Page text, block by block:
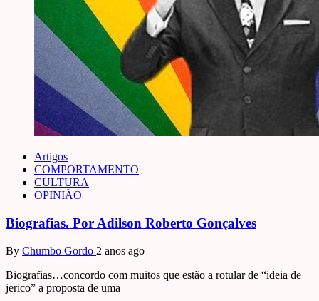
Artigos
COMPORTAMENTO
CULTURA
OPINIÃO
Biografias. Por Adilson Roberto Gonçalves
By Chumbo Gordo 2 anos ago
Biografias…concordo com muitos que estão a rotular de “ideia de
jerico” a proposta de uma